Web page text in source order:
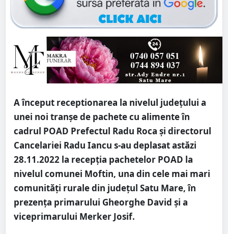
A început receptionarea la nivelul județului a
unei noi tranșe de pachete cu alimente în
cadrul POAD Prefectul Radu Roca și directorul
Cancelariei Radu Iancu s-au deplasat astăzi
28.11.2022 la recepția pachetelor POAD la
nivelul comunei Moftin, una din cele mai mari
comunități rurale din județul Satu Mare, în
prezența primarului Gheorghe David și a
viceprimarului Merker Josif.